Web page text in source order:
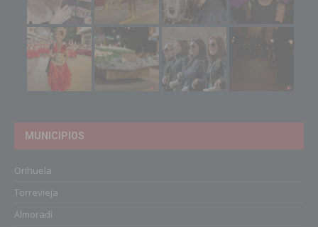
MUNICIPIOS
Orihuela
Torrevieja
Almoradí